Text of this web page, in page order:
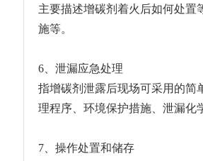
主要描述增碳剂着火后如何处置
施等。
6、泄漏应急处理
指增碳剂泄露后现场可采用的简
理程序、环境保护措施、泄漏化
7、操作处置和储存